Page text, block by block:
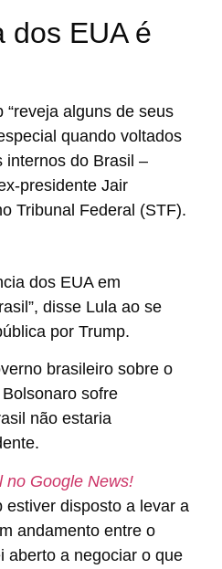
dos EUA é
“reveja alguns de seus
quando voltados
internos do Brasil –
presidente Jair
Tribunal Federal (STF).
dos EUA em
disse Lula ao se
por Trump.
brasileiro sobre o
sofre
não estaria
no Google News!
estiver disposto a levar a
andamento entre o
aberto a negociar o que